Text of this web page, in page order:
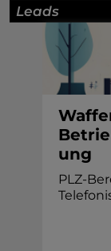
Leads
ung
PLZ-